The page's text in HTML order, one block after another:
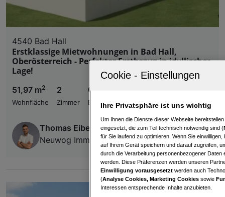
4540 Bad Hall
Erstklassige Mietwohnungen in Bad Hall,
Oberösterreich - Perfekter Erstbezug in idyllischer
Lage!
51,97 m2
Wohnfläche
2
Zimmer
€ 1.086,00
Bruttomiete
Thomas Eiber
Neuwog Immobilien GmbH
Ihre Privatsphäre ist uns wichtig
Um Ihnen die Dienste dieser Webseite
eingesetzt, die zum Teil technisch notwendig sind (
für Sie laufend zu optimieren. Wenn Sie
auf Ihrem Gerät speichern und darauf zugreifen,
durch die Verarbeitung personenbezogener
werden. Diese Präferenzen werden unseren
Einwilligung vorausgesetzt werden auch
(Analyse Cookies, Marketing Cookies sowie
Interessen entsprechende Inhalte anzubieten.